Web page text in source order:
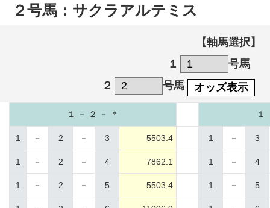
２号馬：サクラアルテミス
【軸馬選択】
１
号馬
２
号馬 オッズ表示
１ － ２ － ＊ １
1 － 2 － 3 5503.4 1 － 3
1 － 2 － 4 7862.1 1 － 4
1 － 2 － 5 5503.4 1 － 5